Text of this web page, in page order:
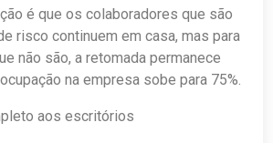
é que os colaboradores que são
risco continuem em casa, mas para
não são, a retomada permanece
na empresa sobe para 75%.
aos escritórios